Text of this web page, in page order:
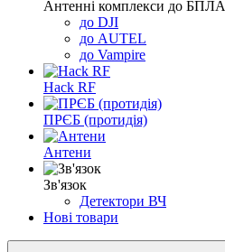
Антенні комплекси до БПЛА
до DJI
до AUTEL
до Vampire
Hack RF
ПРЄБ (протидія)
Антени
Зв'язок
Детектори ВЧ
Нові товари